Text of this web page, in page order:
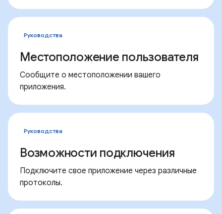
Руководства
Местоположение пользователя
Сообщите о местоположении вашего
приложения.
Руководства
Возможности подключения
Подключите свое приложение через различные
протоколы.